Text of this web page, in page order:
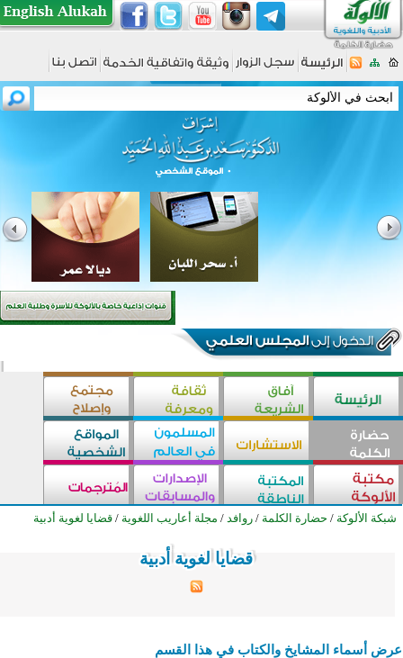
شبكة الألوكة / حضارة الكلمة / روافد / مجلة أعاريب اللغوية / قضايا لغوية أدبية
قضايا لغوية أدبية
قضايا لغوية أدبية
قضايا لغوية أدبية
قضايا لغوية أدبية
قضايا لغوية أدبية
قضايا لغوية أدبية
قضايا لغوية أدبية
قضايا لغوية أدبية
قضايا لغوية أدبية
قضايا لغوية أدبية
قضايا لغوية أدبية
قضايا لغوية أدبية
قضايا لغوية أدبية
قضايا لغوية أدبية
قضايا لغوية أدبية
قضايا لغوية أدبية
قضايا لغوية أدبية
قضايا لغوية أدبية
قضايا لغوية أدبية
قضايا لغوية أدبية
قضايا لغوية أدبية
قضايا لغوية أدبية
قضايا لغوية أدبية
قضايا لغوية أدبية
قضايا لغوية أدبية
عرض أسماء المشايخ والكتاب في هذا القسم